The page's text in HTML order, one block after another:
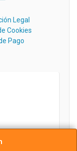
Legal
Cookies
Pago